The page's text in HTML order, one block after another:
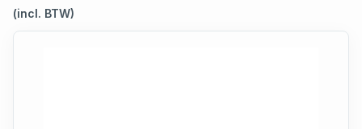
(incl. BTW)